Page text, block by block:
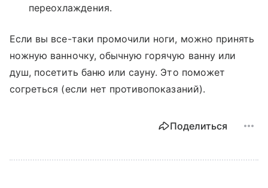
переохлаждения.
Если вы все-таки промочили ноги, можно принять
ножную ванночку, обычную горячую ванну или
душ, посетить баню или сауну. Это поможет
согреться (если нет противопоказаний).
Поделиться